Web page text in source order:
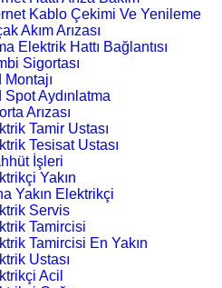
Kablo Çekimi Ve Yenileme
Akım Arızası
Elektrik Hattı Bağlantısı
Sigortası
Spot Aydınlatma
Arızası
Tamir Ustası
Tesisat Ustası
İşleri
Yakın
Yakın Elektrikçi
Servis
Tamircisi
Tamircisi En Yakın
Ustası
Acil